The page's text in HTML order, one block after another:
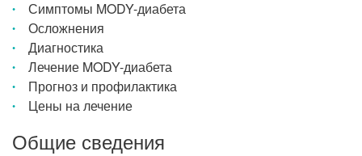
Симптомы MODY-диабета
Осложнения
Диагностика
Лечение MODY-диабета
Прогноз и профилактика
Цены на лечение
Общие сведения